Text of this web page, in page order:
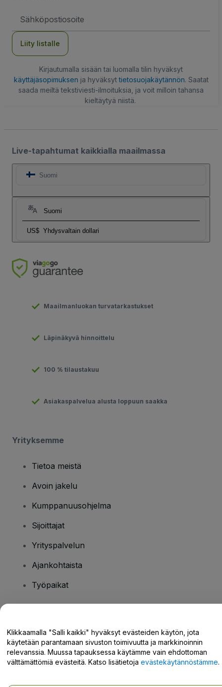
Liity listalle
Kirjautumalla sisään tai luomalla tilin hyväksyt
käyttäjäsopimuksen ja hyväksyttietosuojakäytännön. Saatat
saada meiltä tekstiviesti-ilmoituksia, ja voit milloin tahansa
kieltäytyä niistä.
Live-tapahtumat kaikkialla maailmassa
Suomi
Suomi
US$ Yhdysvaltain dollari
Maailmanluokan turvatarkastukset
Läpinäkyvä hinnoittelu
100 % tilaustakuu
Asiakaspalvelua alusta loppuun saakka
Yrityksemme
Tietoa meistä
Avoin jakelu
Kumppanuusohjelma
Sijoittajat
Yrityspalvelun
Ajankohtaista
Työpaikat
Tukikeskus / Ota meihin yhteyttä
Klikkaamalla "Salli kaikki" hyväksyt evästeiden käytön, jota
käytetään parantamaan sivuston toimivuutta ja markkinoinnin
relevanssia. Muussa tapauksessa käytämme vain ehdottoman
välttämättömiä evästeitä. Katso lisätietoja evästekäytännöstämme.